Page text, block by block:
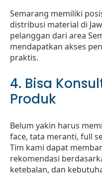
Semarang memiliki
distribusi material di
pelanggan dari area
mendapatkan akses
praktis.
4. Bisa
Produk
Belum yakin harus
face, tata meranti, full
Tim kami dapat
rekomendasi
ketebalan, dan